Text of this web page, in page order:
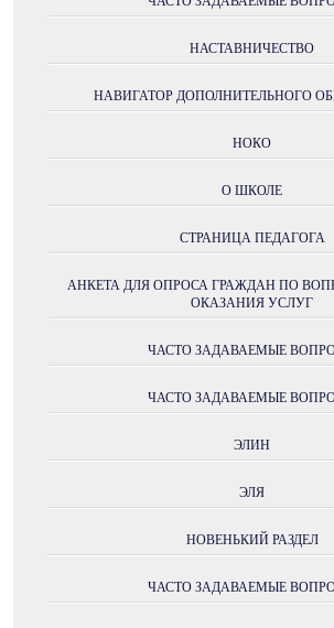
НАСТАВНИЧЕСТВО
НАВИГАТОР ДОПОЛНИТЕЛЬНОГО
НОКО
О ШКОЛЕ
СТРАНИЦА ПЕДАГОГА
АНКЕТА ДЛЯ ОПРОСА ГРАЖДАН ПО
ОКАЗАНИЯ УСЛУГ
ЧАСТО ЗАДАВАЕМЫЕ
ЧАСТО ЗАДАВАЕМЫЕ
ЭЛИН
ЭЛЯ
НОВЕНЬКИЙ РАЗДЕЛ
ЧАСТО ЗАДАВАЕМЫЕ